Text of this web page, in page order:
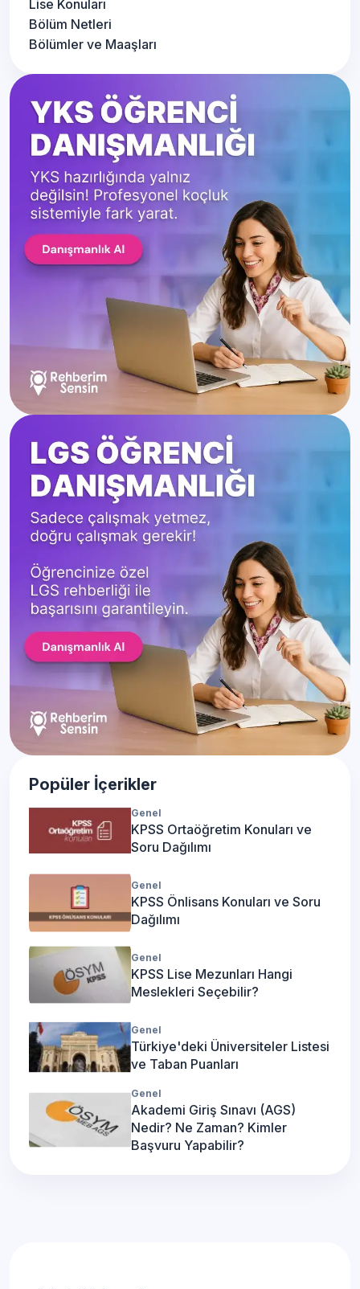
Lise Konuları
Bölüm Netleri
Bölümler ve Maaşları
Popüler İçerikler
Genel
KPSS Ortaöğretim Konuları ve
Soru Dağılımı
Genel
KPSS Önlisans Konuları ve Soru
Dağılımı
Genel
KPSS Lise Mezunları Hangi
Meslekleri Seçebilir?
Genel
Türkiye'deki Üniversiteler Listesi
ve Taban Puanları
Genel
Akademi Giriş Sınavı (AGS)
Nedir? Ne Zaman? Kimler
Başvuru Yapabilir?